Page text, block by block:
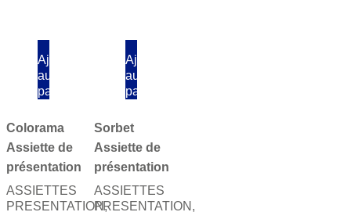
Ajouter
au
panier
Colorama
Assiette de
présentation
ASSIETTES
PRESENTATION,
Ajouter
au
panier
Sorbet
Assiette de
présentation
ASSIETTES
PRESENTATION ,